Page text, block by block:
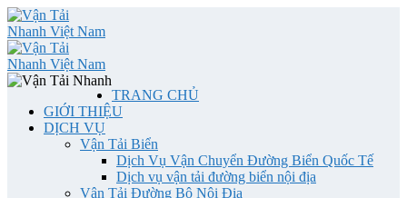
TRANG CHỦ
GIỚI THIỆU
DỊCH VỤ
Vận Tải Biển
Dịch Vụ Vận Chuyển Đường Biển Quốc Tế
Dịch vụ vận tải đường biển nội địa
Vận Tải Đường Bộ Nội Địa